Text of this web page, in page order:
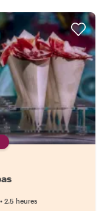
• 2.5 heures